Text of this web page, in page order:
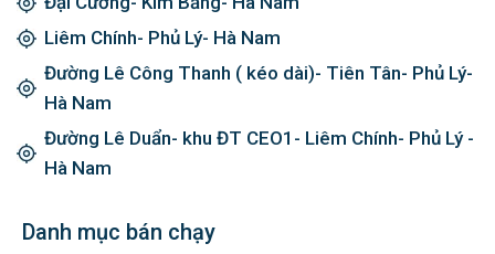
Liêm Chính- Phủ Lý- Hà Nam
Đường Lê Công Thanh ( kéo dài)- Tiên Tân- Phủ Lý-
Hà Nam
Đường Lê Duẩn- khu ĐT CEO1- Liêm Chính- Phủ Lý -
Hà Nam
Danh mục bán chạy